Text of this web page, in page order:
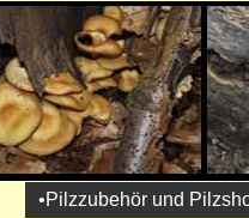
•Pilzzubehör und